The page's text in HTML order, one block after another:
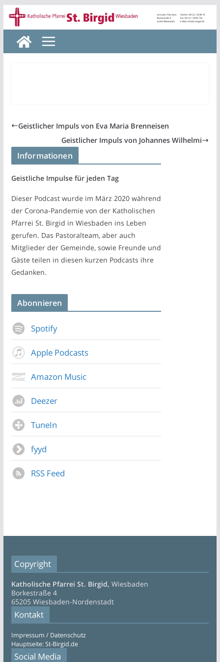
Zum
Inhalt
springen
Geistlicher Impuls von Eva Maria Brenneisen
Geistlicher Impuls von Johannes Wilhelmi
Informationen
Geistliche Impulse für jeden Tag
Dieser Podcast wurde im März 2020 während
der Corona-Pandemie von der Katholischen
Pfarrei St. Birgid in Wiesbaden ins Leben
gerufen. Das Pastoralteam, aber auch
Mitglieder der Gemeinde, sowie Freunde und
Gäste teilen in diesen kurzen Podcasts ihre
Gedanken.
Abonnieren
Spotify
Apple Podcasts
Amazon Music
Deezer
TuneIn
fyyd
RSS Feed
Copyright
Katholische Pfarrei St. Birgid, Wiesbaden
Borkestraße 4
65205 Wiesbaden-Nordenstadt
Kontakt
Impressum / Datenschutz
Hauptseite: St-Birgid.de
Social Media